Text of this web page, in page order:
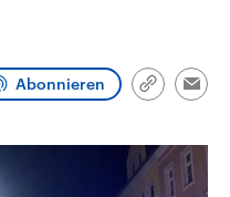
Abonnieren
Link